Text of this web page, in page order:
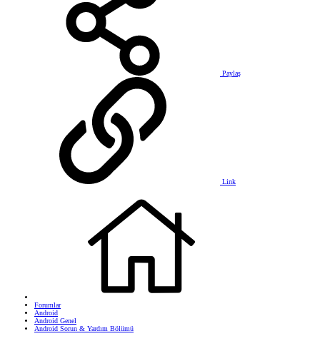
Paylaş
Link
Forumlar
Android
Android Genel
Android Sorun & Yardım Bölümü